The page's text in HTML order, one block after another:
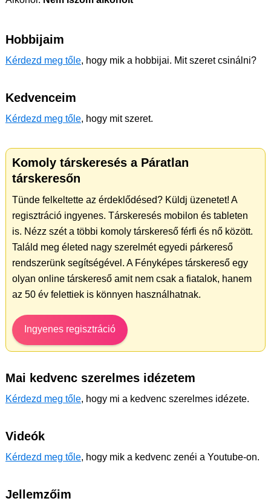
Hobbijaim
Kérdezd meg tőle, hogy mik a hobbijai. Mit szeret csinálni?
Kedvenceim
Kérdezd meg tőle, hogy mit szeret.
Komoly társkeresés a Páratlan
társkeresőn
Tünde felkeltette az érdeklődésed? Küldj üzenetet! A
regisztráció ingyenes. Társkeresés mobilon és tableten
is. Nézz szét a többi komoly társkereső férfi és nő között.
Találd meg életed nagy szerelmét egyedi párkereső
rendszerünk segítségével. A Fényképes társkereső egy
olyan online társkereső amit nem csak a fiatalok, hanem
az 50 év felettiek is könnyen használhatnak.
Ingyenes regisztráció
Mai kedvenc szerelmes idézetem
Kérdezd meg tőle, hogy mi a kedvenc szerelmes idézete.
Videók
Kérdezd meg tőle, hogy mik a kedvenc zenéi a Youtube-on.
Jellemzőim